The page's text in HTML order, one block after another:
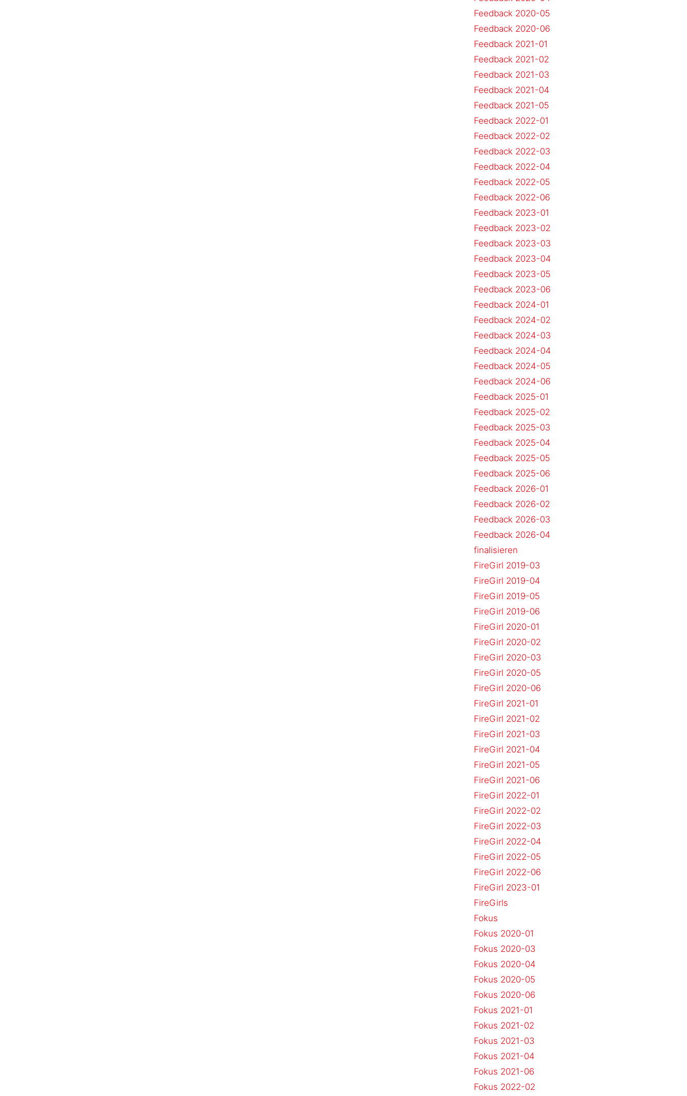
Feedback 2020-05
Feedback 2020-06
Feedback 2021-01
Feedback 2021-02
Feedback 2021-03
Feedback 2021-04
Feedback 2021-05
Feedback 2022-01
Feedback 2022-02
Feedback 2022-03
Feedback 2022-04
Feedback 2022-05
Feedback 2022-06
Feedback 2023-01
Feedback 2023-02
Feedback 2023-03
Feedback 2023-04
Feedback 2023-05
Feedback 2023-06
Feedback 2024-01
Feedback 2024-02
Feedback 2024-03
Feedback 2024-04
Feedback 2024-05
Feedback 2024-06
Feedback 2025-01
Feedback 2025-02
Feedback 2025-03
Feedback 2025-04
Feedback 2025-05
Feedback 2025-06
Feedback 2026-01
Feedback 2026-02
Feedback 2026-03
Feedback 2026-04
finalisieren
FireGirl 2019-03
FireGirl 2019-04
FireGirl 2019-05
FireGirl 2019-06
FireGirl 2020-01
FireGirl 2020-02
FireGirl 2020-03
FireGirl 2020-05
FireGirl 2020-06
FireGirl 2021-01
FireGirl 2021-02
FireGirl 2021-03
FireGirl 2021-04
FireGirl 2021-05
FireGirl 2021-06
FireGirl 2022-01
FireGirl 2022-02
FireGirl 2022-03
FireGirl 2022-04
FireGirl 2022-05
FireGirl 2022-06
FireGirl 2023-01
FireGirls
Fokus
Fokus 2020-01
Fokus 2020-03
Fokus 2020-04
Fokus 2020-05
Fokus 2020-06
Fokus 2021-01
Fokus 2021-02
Fokus 2021-03
Fokus 2021-04
Fokus 2021-06
Fokus 2022-02